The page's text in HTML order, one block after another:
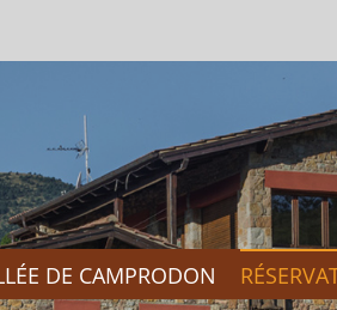
DE CAMPRODON